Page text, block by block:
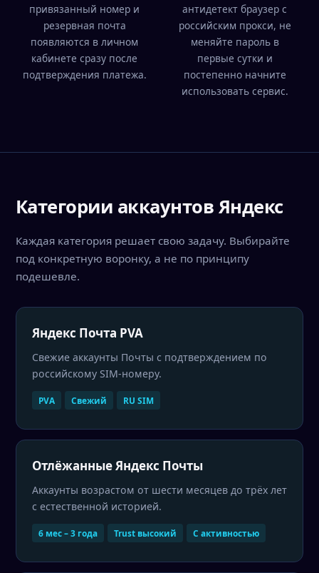
привязанный номер и
резервная почта
появляются в личном
кабинете сразу после
подтверждения платежа.
антидетект браузер с
российским прокси, не
меняйте пароль в
первые сутки и
постепенно начните
использовать сервис.
Категории аккаунтов Яндекс
Каждая категория решает свою задачу. Выбирайте
под конкретную воронку, а не по принципу
подешевле.
Яндекс Почта PVA
Свежие аккаунты Почты с подтверждением по
российскому SIM-номеру.
PVA Свежий RU SIM
Отлёжанные Яндекс Почты
Аккаунты возрастом от шести месяцев до трёх лет
с естественной историей.
6 мес – 3 года Trust высокий С активностью